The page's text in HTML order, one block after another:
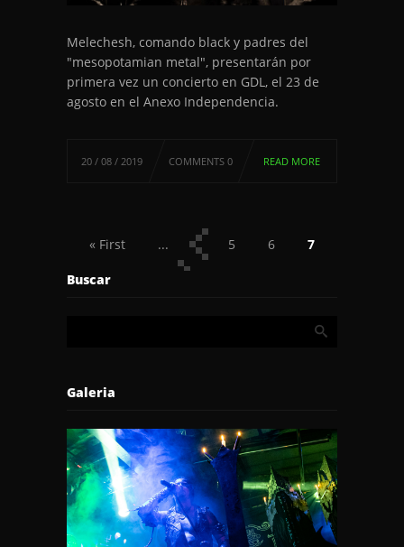
Melechesh, comando black y padres del
"mesopotamian metal", presentarán por
primera vez un concierto en GDL, el 23 de
agosto en el Anexo Independencia.
20 / 08 / 2019 COMMENTS 0 READ MORE
« First ... 5 6
7
8
Buscar
Galeria